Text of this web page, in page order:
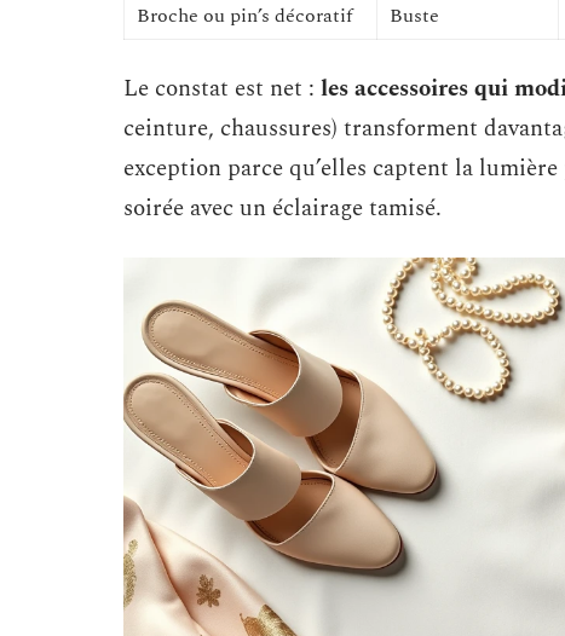
Broche ou pin’s décoratif Buste
Le constat est net : les accessoires qui
ceinture, chaussures) transforment
exception parce qu’elles captent la
soirée avec un éclairage tamisé.